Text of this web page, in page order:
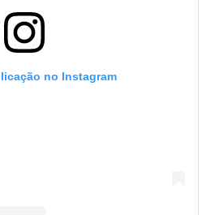
no Instagram